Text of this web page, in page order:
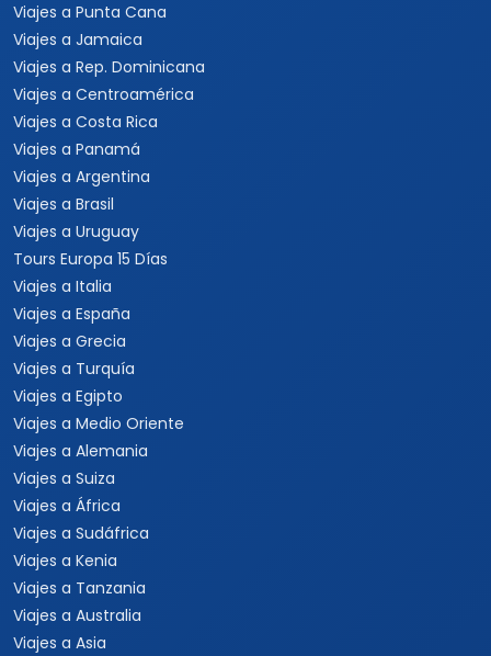
Viajes a Punta Cana
Viajes a Jamaica
Viajes a Rep. Dominicana
Viajes a Centroamérica
Viajes a Costa Rica
Viajes a Panamá
Viajes a Argentina
Viajes a Brasil
Viajes a Uruguay
Tours Europa 15 Días
Viajes a Italia
Viajes a España
Viajes a Grecia
Viajes a Turquía
Viajes a Egipto
Viajes a Medio Oriente
Viajes a Alemania
Viajes a Suiza
Viajes a África
Viajes a Sudáfrica
Viajes a Kenia
Viajes a Tanzania
Viajes a Australia
Viajes a Asia